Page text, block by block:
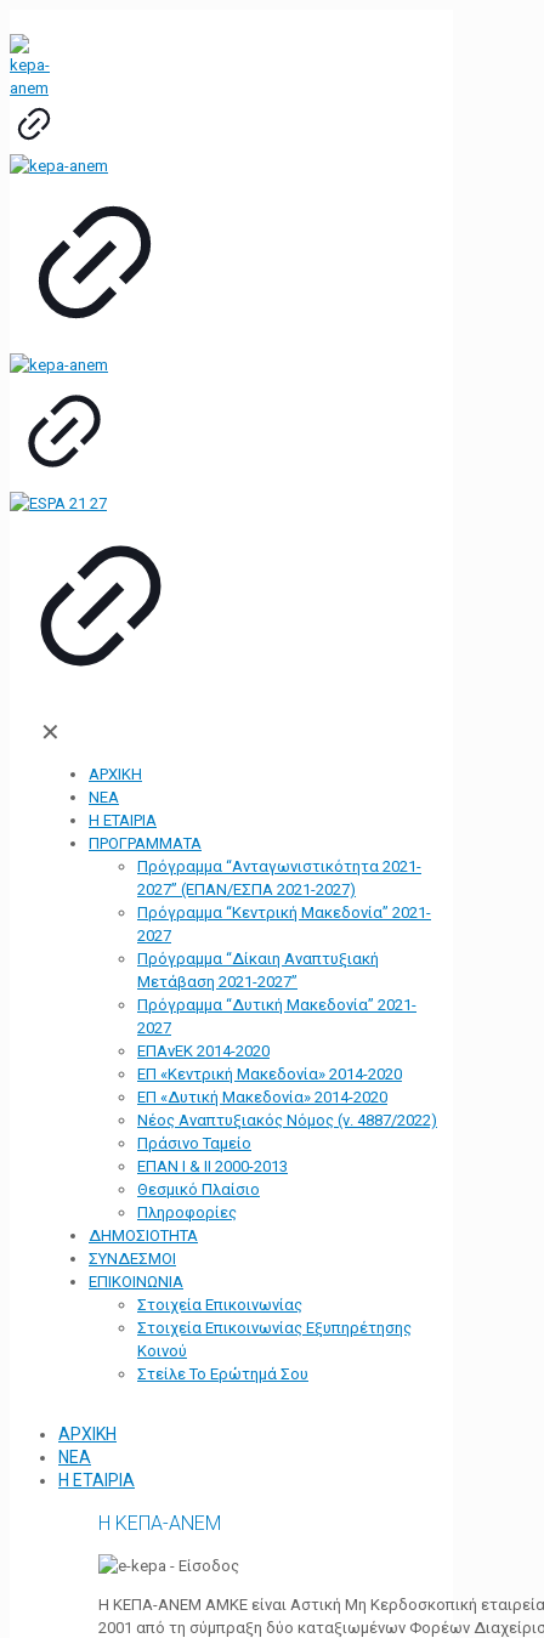
✕
ΑΡΧΙΚΗ
ΝΕΑ
Η ΕΤΑΙΡΙΑ
ΠΡΟΓΡΑΜΜΑΤΑ
Πρόγραμμα “Ανταγωνιστικότητα 2021-
2027” (ΕΠΑΝ/ΕΣΠΑ 2021-2027)
Πρόγραμμα “Κεντρική Μακεδονία” 2021-
2027
Πρόγραμμα “Δίκαιη Αναπτυξιακή
Μετάβαση 2021-2027”
Πρόγραμμα “Δυτική Μακεδονία” 2021-
2027
ΕΠΑνΕΚ 2014-2020
ΕΠ «Kεντρική Μακεδονία» 2014-2020
ΕΠ «Δυτική Μακεδονία» 2014-2020
Νέος Αναπτυξιακός Νόμος (ν. 4887/2022)
Πράσινο Ταμείο
ΕΠΑΝ Ι & ΙΙ 2000-2013
Θεσμικό Πλαίσιο
Πληροφορίες
ΔΗΜΟΣΙΟΤΗΤΑ
ΣΥΝΔΕΣΜΟΙ
ΕΠΙΚΟΙΝΩΝΙΑ
Στοιχεία Επικοινωνίας
Στοιχεία Επικοινωνίας Εξυπηρέτησης
Κοινού
Στείλε Το Ερώτημά Σου
ΑΡΧΙΚΗ
ΝΕΑ
Η ΕΤΑΙΡΙΑ
Η ΚΕΠΑ-ΑΝΕΜ
Η ΚΕΠΑ-ΑΝΕΜ ΑΜΚΕ είναι Αστική Μη Κερδοσκοπική
2001 από τη σύμπραξη δύο καταξιωμένων Φορέων